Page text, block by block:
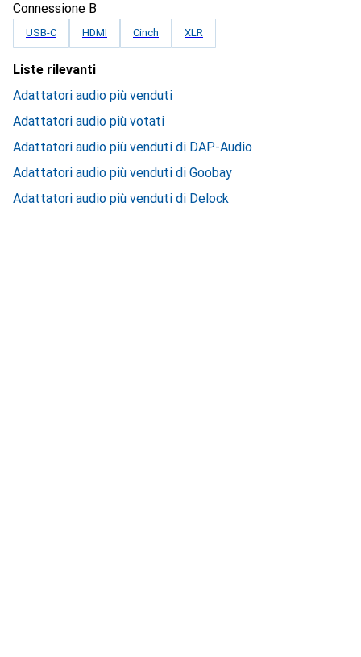
Connessione B
USB-C HDMI Cinch XLR
Liste rilevanti
Adattatori audio più venduti
Adattatori audio più votati
Adattatori audio più venduti di DAP-Audio
Adattatori audio più venduti di Goobay
Adattatori audio più venduti di Delock